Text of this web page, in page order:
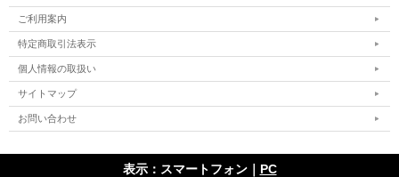
ご利用案内
特定商取引法表示
個人情報の取扱い
サイトマップ
お問い合わせ
表示：スマートフォン｜ PC